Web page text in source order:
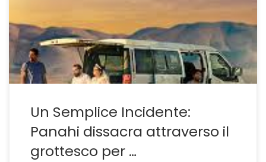
realtà. In fin dei conti è accaduto anche nella sua
penultima fatica, firmata per questioni di restrizioni
della libertà dallo sceneggiatore Sayevar, La
Testimone-la […]
Un Semplice Incidente:
Panahi dissacra attraverso il
grottesco per …